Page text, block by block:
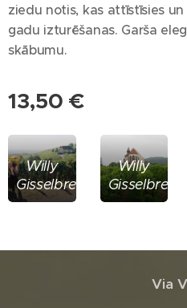
ziedu notis, kas attīstīsies
gadu izturēšanas. Garša
skābumu.
13,50 €
Willy
Gisselbrecht
Willy
Gisselbrecht
Via